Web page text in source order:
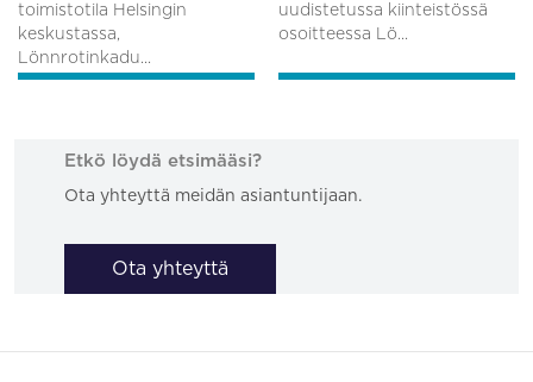
toimistotila Helsingin
keskustassa,
Lönnrotinkadu...
uudistetussa kiinteistössä
osoitteessa Lö...
Etkö löydä etsimääsi?
Ota yhteyttä meidän asiantuntijaan.
Ota yhteyttä